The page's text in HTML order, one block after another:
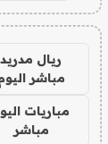
ريال مدريد
مباشر اليوم
مباريات
مباشر